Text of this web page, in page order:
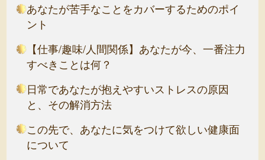
あなたが苦手なことをカバーするためのポイ
ント
【仕事/趣味/人間関係】あなたが今、一番注力
すべきことは何？
日常であなたが抱えやすいストレスの原因
と、その解消方法
この先で、あなたに気をつけて欲しい健康面
について